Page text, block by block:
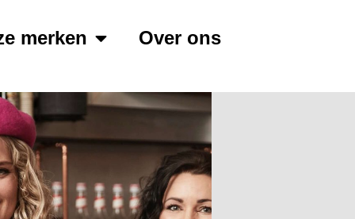
merken Over ons